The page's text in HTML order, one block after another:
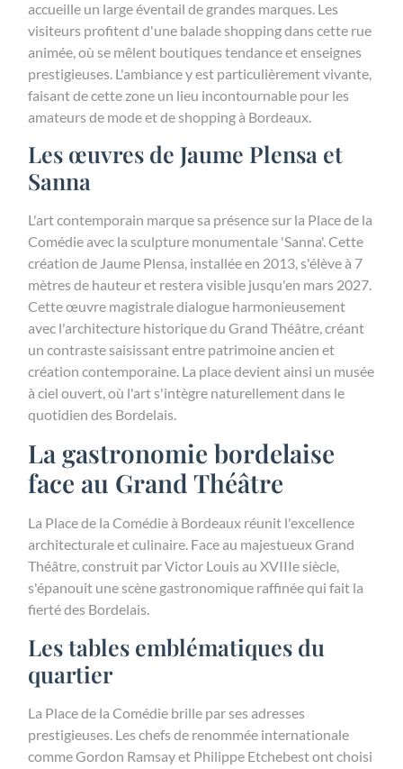
accueille un large éventail de grandes marques. Les
visiteurs profitent d'une balade shopping dans cette rue
animée, où se mêlent boutiques tendance et enseignes
prestigieuses. L'ambiance y est particulièrement vivante,
faisant de cette zone un lieu incontournable pour les
amateurs de mode et de shopping à Bordeaux.
Les œuvres de Jaume Plensa et
Sanna
L'art contemporain marque sa présence sur la Place de la
Comédie avec la sculpture monumentale 'Sanna'. Cette
création de Jaume Plensa, installée en 2013, s'élève à 7
mètres de hauteur et restera visible jusqu'en mars 2027.
Cette œuvre magistrale dialogue harmonieusement
avec l'architecture historique du Grand Théâtre, créant
un contraste saisissant entre patrimoine ancien et
création contemporaine. La place devient ainsi un musée
à ciel ouvert, où l'art s'intègre naturellement dans le
quotidien des Bordelais.
La gastronomie bordelaise
face au Grand Théâtre
La Place de la Comédie à Bordeaux réunit l'excellence
architecturale et culinaire. Face au majestueux Grand
Théâtre, construit par Victor Louis au XVIIIe siècle,
s'épanouit une scène gastronomique raffinée qui fait la
fierté des Bordelais.
Les tables emblématiques du
quartier
La Place de la Comédie brille par ses adresses
prestigieuses. Les chefs de renommée internationale
comme Gordon Ramsay et Philippe Etchebest ont choisi